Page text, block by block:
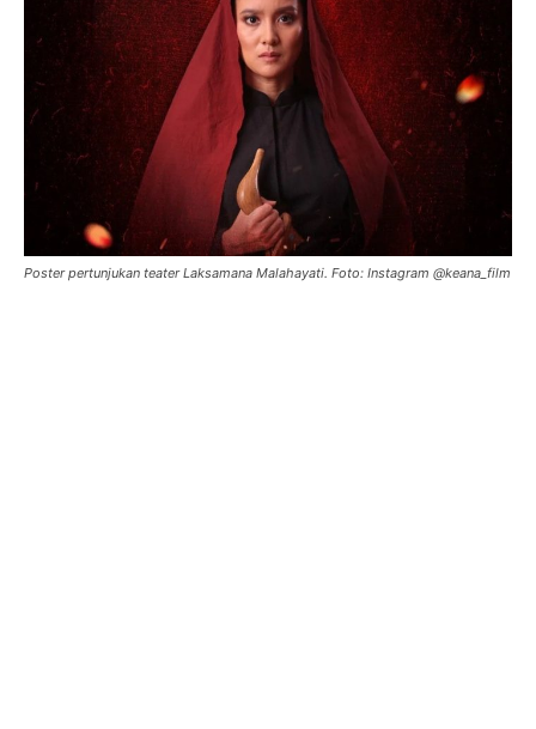
Poster pertunjukan teater Laksamana Malahayati. Foto: Instagram @keana_film